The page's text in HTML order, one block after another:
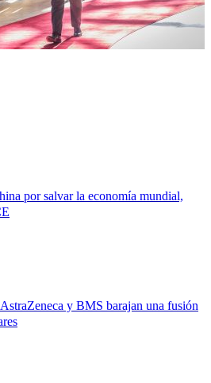
por salvar la economía mundial,
y BMS barajan una fusión